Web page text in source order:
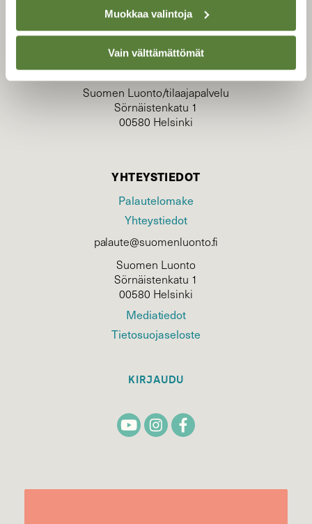
Muokkaa valintoja
Vain välttämättömät
TILAAJAPALVELU
tilaajapalvelu@sll.fi
(09) 228 08 210 (arkisin klo 9-15)
Suomen Luonto/tilaajapalvelu
Sörnäistenkatu 1
00580 Helsinki
YHTEYSTIEDOT
Palautelomake
Yhteystiedot
palaute@suomenluonto.fi
Suomen Luonto
Sörnäistenkatu 1
00580 Helsinki
Mediatiedot
Tietosuojaseloste
KIRJAUDU